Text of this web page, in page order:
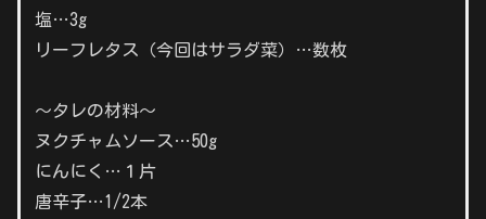
塩…3g
リーフレタス（今回はサラダ菜）…数枚
～タレの材料～
ヌクチャムソース…50g
にんにく…１片
唐辛子…1/2本